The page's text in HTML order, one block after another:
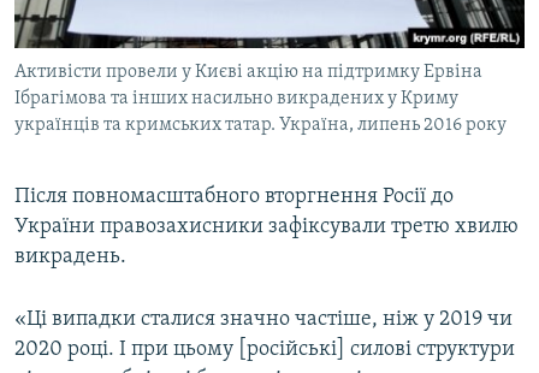
Активісти провели у Києві акцію на підтримку Ервіна
Ібрагімова та інших насильно викрадених у Криму
українців та кримських татар. Україна, липень 2016 року
Після повномасштабного вторгнення Росії до
України правозахисники зафіксували третю хвилю
викрадень.
«Ці випадки сталися значно частіше, ніж у 2019 чи
2020 році. І при цьому [російські] силові структури